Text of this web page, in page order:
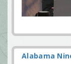
Alabama